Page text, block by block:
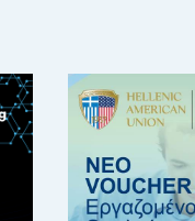
AI Systems
Άνοιξε η